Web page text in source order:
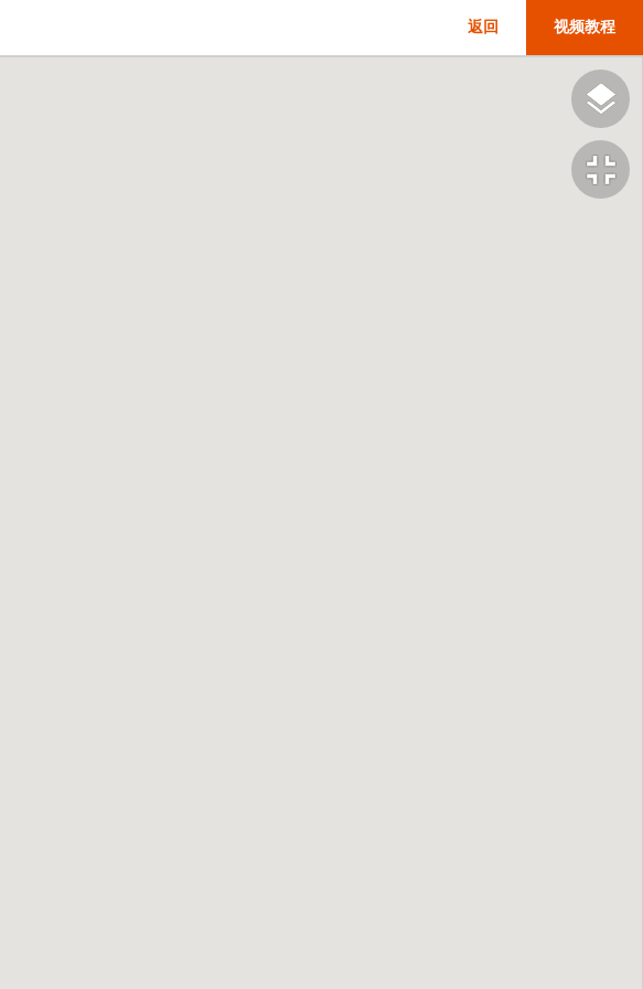
视频教程
返回
fullscreen_exit